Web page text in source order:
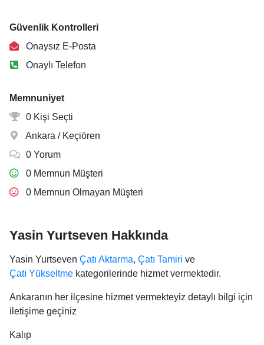
Güvenlik Kontrolleri
Onaysız E-Posta
Onaylı Telefon
Memnuniyet
0 Kişi Seçti
Ankara / Keçiören
0 Yorum
0 Memnun Müşteri
0 Memnun Olmayan Müşteri
Yasin Yurtseven Hakkında
Yasin Yurtseven Çatı Aktarma, Çatı Tamiri ve
Çatı Yükseltme kategorilerinde hizmet vermektedir.
Ankaranın her ilçesine hizmet vermekteyiz detaylı bilgi için
iletişime geçiniz
Kalıp